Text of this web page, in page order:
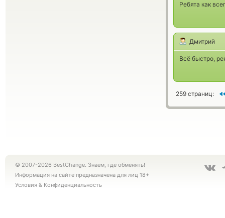
Ребята как
Дмитрий
Всё быстро,
259 страниц:
© 2007-2026 BestChange. Знаем, где обменять!
Информация на сайте предназначена для лиц 18+
Условия & Конфиденциальность